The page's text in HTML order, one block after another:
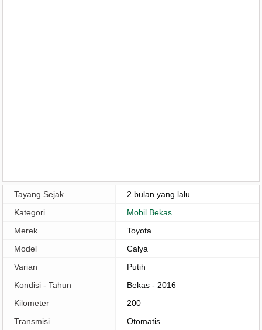
Tayang Sejak
2 bulan yang lalu
Kategori
Mobil Bekas
Merek
Toyota
Model
Calya
Varian
Putih
Kondisi - Tahun
Bekas - 2016
Kilometer
200
Transmisi
Otomatis